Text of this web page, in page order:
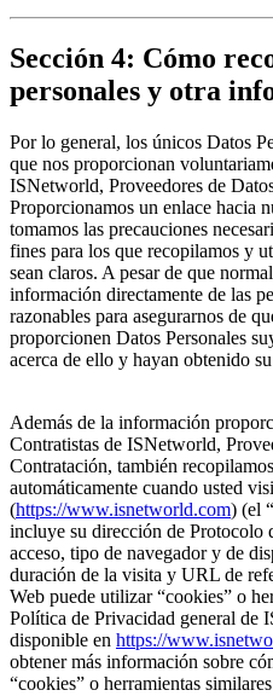
Sección 4: Cómo
personales y otra
Por lo general, los únicos Datos
que nos proporcionan
ISNetworld, Proveedores de
Proporcionamos un enlace hacia
tomamos las precauciones
fines para los que recopilamos y
sean claros. A pesar de que
información directamente de las
razonables para asegurarnos de
proporcionen Datos Personales
acerca de ello y hayan obtenido
Además de la información
Contratistas de ISNetworld,
Contratación, también
automáticamente cuando usted
(https://www.isnetworld.com) (el
incluye su dirección de Protocolo
acceso, tipo de navegador y de
duración de la visita y URL de
Web puede utilizar “cookies” o
Política de Privacidad general de
disponible en https://
obtener más información sobre
“cookies” o herramientas